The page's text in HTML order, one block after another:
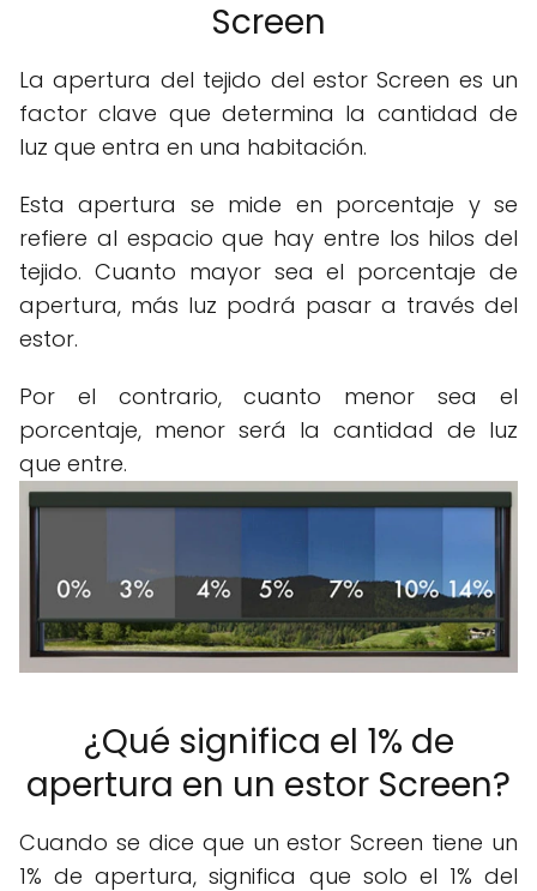
Screen
La apertura del tejido del estor Screen es un
factor clave que determina la cantidad de
luz que entra en una habitación.
Esta apertura se mide en porcentaje y se
refiere al espacio que hay entre los hilos del
tejido. Cuanto mayor sea el porcentaje de
apertura, más luz podrá pasar a través del
estor.
Por el contrario, cuanto menor sea el
porcentaje, menor será la cantidad de luz
que entre.
¿Qué significa el 1% de
apertura en un estor Screen?
Cuando se dice que un estor Screen tiene un
1% de apertura, significa que solo el 1% del